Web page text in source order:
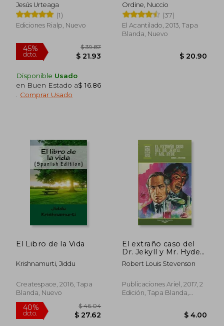
Rápido
Jesús Urteaga
(1)
Ediciones Rialp, Nuevo
Disponible Usado
en Buen Estado a$ 16.86
Comprar Usado
Ordine, Nuccio
(37)
El Acantilado, 2013, Tapa
Blanda, Nuevo
El Libro de la Vida
Krishnamurti, Jiddu
Createspace, 2016, Tapa
Blanda, Nuevo
El extraño caso del
Dr. Jekyll y Mr. Hyde
(Ariel Juvenil
Ilustrada)
Robert Louis Stevenson
Publicaciones Ariel, 2017, 2
Edición, Tapa Blanda,